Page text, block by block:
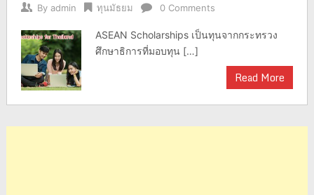
By admin ทุนมัธยม 0 Comments
ASEAN Scholarships เป็นทุนจากกระทรวง
ศึกษาธิการที่มอบทุน […]
Read More